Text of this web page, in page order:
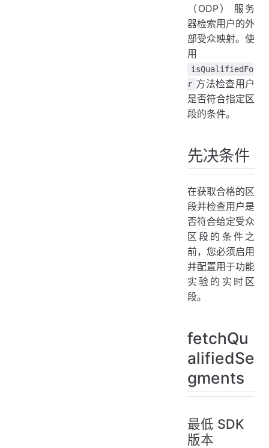
返回 - 同步调用
返回 - 异步调用
isQualifiedFor
最低 SDK 版本
描述
参数
返回
（ODP） 服务
器检索用户的外
部受众映射。使
用
isQualifiedFo
r 方法检查用户
是否符合指定区
段的条件。
先决条件
在获取合格的区
段并检查用户是
否符合给定受众
区段的条件之
前，您必须启用
并配置用于功能
实验的实时区
段。
fetchQu
alifiedSe
gments
最低 SDK
版本